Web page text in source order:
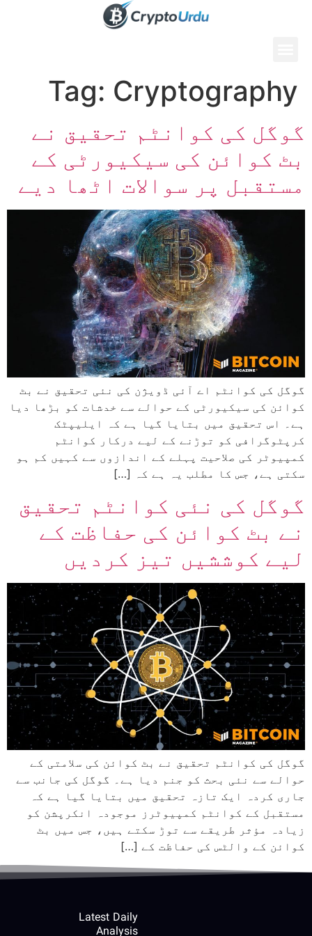
Tag: Cryptography
گوگل کی کوانٹم تحقیق نے
بٹ کوائن کی سیکیورٹی کے
مستقبل پر سوالات اٹھا دیے
گوگل کی کوانٹم اے آئی ڈویژن کی نئی تحقیق نے بٹ
کوائن کی سیکیورٹی کے حوالے سے خدشات کو بڑھا دیا
ہے۔ اس تحقیق میں بتایا گیا ہے کہ ایلیپٹک
کرپٹوگرافی کو توڑنے کے لیے درکار کوانٹم
کمپیوٹر کی صلاحیت پہلے کے اندازوں سے کہیں کم ہو
سکتی ہے، جس کا مطلب یہ ہے کہ […]
گوگل کی نئی کوانٹم تحقیق
نے بٹ کوائن کی حفاظت کے
لیے کوششیں تیز کردیں
گوگل کی کوانٹم تحقیق نے بٹ کوائن کی سلامتی کے
حوالے سے نئی بحث کو جنم دیا ہے۔ گوگل کی جانب سے
جاری کردہ ایک تازہ تحقیق میں بتایا گیا ہے کہ
مستقبل کے کوانٹم کمپیوٹرز موجودہ انکرپشن کو
زیادہ مؤثر طریقے سے توڑ سکتے ہیں، جس میں بٹ
کوائن کے والٹس کی حفاظت کے […]
Latest Daily